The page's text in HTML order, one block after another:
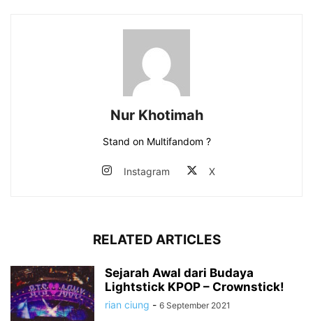
Nur Khotimah
Stand on Multifandom ?
Instagram X
RELATED ARTICLES
Sejarah Awal dari Budaya
Lightstick KPOP – Crownstick!
rian ciung - 6 September 2021